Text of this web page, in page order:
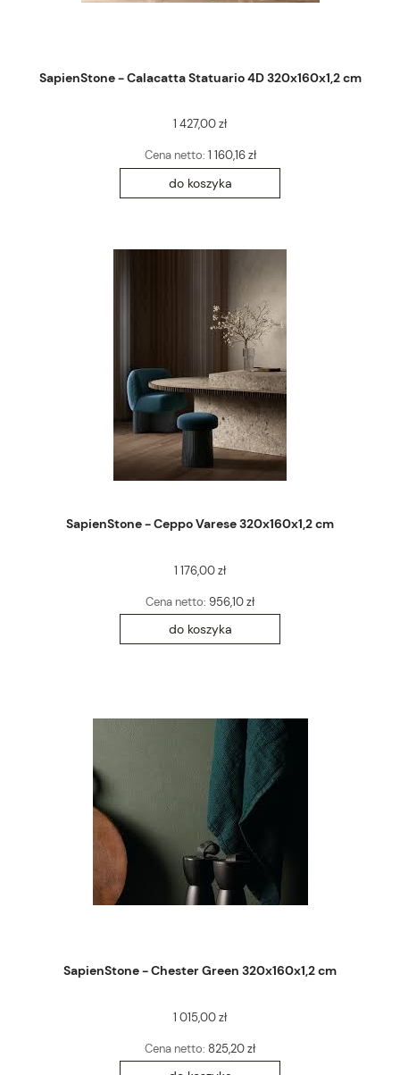
SapienStone - Calacatta Statuario 4D 320x160x1,2 cm
1 427,00 zł
Cena netto: 1 160,16 zł
do koszyka
SapienStone - Ceppo Varese 320x160x1,2 cm
1 176,00 zł
Cena netto: 956,10 zł
do koszyka
SapienStone - Chester Green 320x160x1,2 cm
1 015,00 zł
Cena netto: 825,20 zł